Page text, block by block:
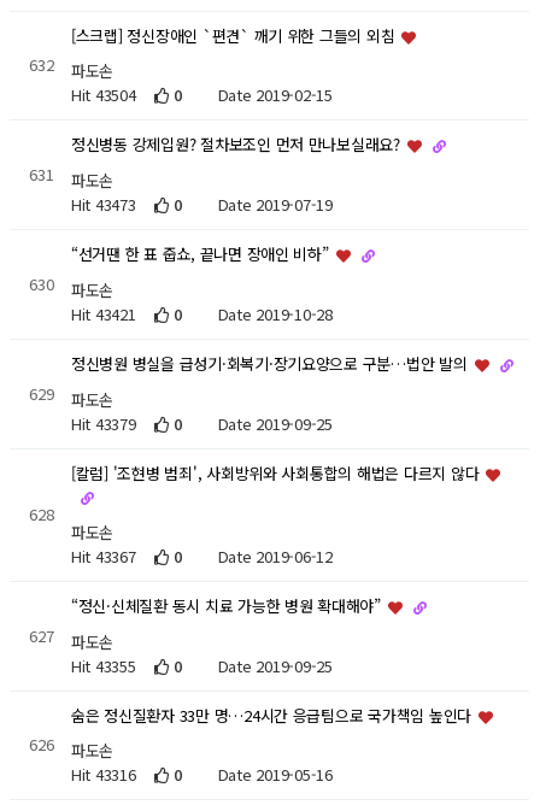
632
[스크랩] 정신장애인 `편견` 깨기 위한 그들의 외침
파도손
Hit 43504
0 Date 2019-02-15
631
정신병동 강제입원? 절차보조인 먼저 만나보실래요?
파도손
Hit 43473
0 Date 2019-07-19
630
“선거땐 한 표 줍쇼, 끝나면 장애인 비하”
파도손
Hit 43421
0 Date 2019-10-28
629
정신병원 병실을 급성기·회복기·장기요양으로 구분…법안 발의
파도손
Hit 43379
0 Date 2019-09-25
628
[칼럼] '조현병 범죄', 사회방위와 사회통합의 해법은 다르지 않다
파도손
Hit 43367
0 Date 2019-06-12
627
“정신·신체질환 동시 치료 가능한 병원 확대해야”
파도손
Hit 43355
0 Date 2019-09-25
626
숨은 정신질환자 33만 명…24시간 응급팀으로 국가책임 높인다
파도손
Hit 43316
0 Date 2019-05-16